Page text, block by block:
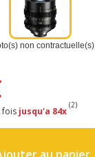
non contractuelle(s)
fois jusqu'a 84x
(2)